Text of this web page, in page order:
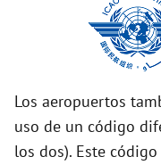
Los aeropuertos
uso de un código
los dos). Este